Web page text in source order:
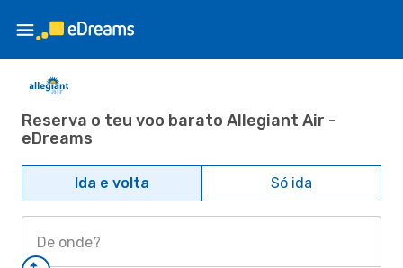
Reserva o teu voo barato Allegiant Air -
eDreams
Ida e volta Só ida
De onde?